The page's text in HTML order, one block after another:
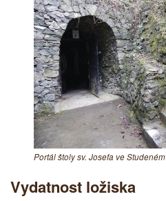
Portál štoly sv. Josefa ve Studeném
Vydatnost ložiska